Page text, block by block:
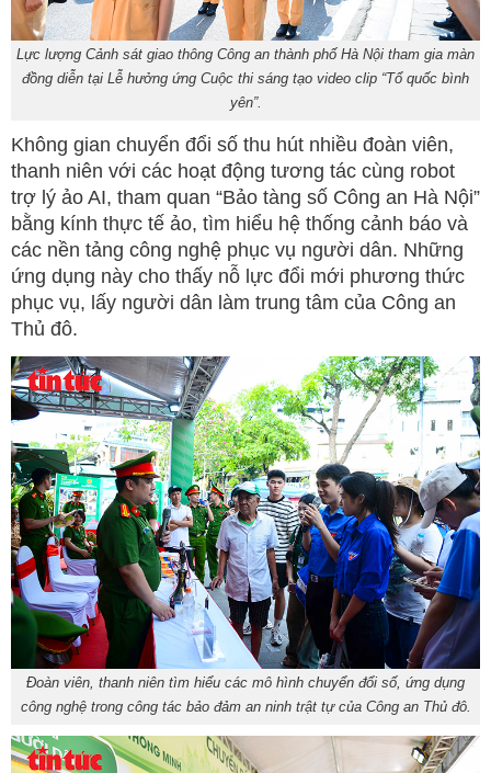
Lực lượng Cảnh sát giao thông Công an thành phố Hà Nội tham gia màn
đồng diễn tại Lễ hưởng ứng Cuộc thi sáng tạo video clip “Tổ quốc bình
yên”.
Không gian chuyển đổi số thu hút nhiều đoàn viên,
thanh niên với các hoạt động tương tác cùng robot
trợ lý ảo AI, tham quan “Bảo tàng số Công an Hà Nội”
bằng kính thực tế ảo, tìm hiểu hệ thống cảnh báo và
các nền tảng công nghệ phục vụ người dân. Những
ứng dụng này cho thấy nỗ lực đổi mới phương thức
phục vụ, lấy người dân làm trung tâm của Công an
Thủ đô.
Đoàn viên, thanh niên tìm hiểu các mô hình chuyển đổi số, ứng dụng
công nghệ trong công tác bảo đảm an ninh trật tự của Công an Thủ đô.